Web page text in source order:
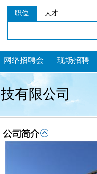
职位 人才
网络招聘会 现场招聘
有限公司